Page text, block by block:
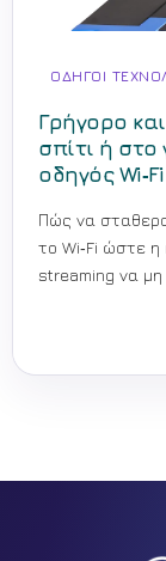
ΟΔΗΓΟΊ
Γρήγορο
σπίτι ή
οδηγός
Πώς να
το Wi‑Fi ώστε
streaming να μη